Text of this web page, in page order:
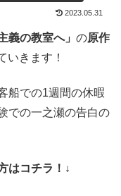
2023.05.31
義の教室へ」 の原作
いきます！
船での1週間の休暇
での一之瀬の告白の
はコチラ！↓